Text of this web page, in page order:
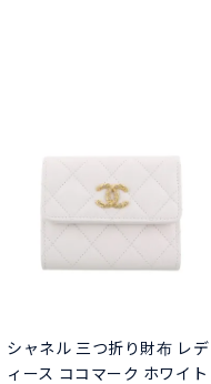
シャネル 三つ折り財布 レデ
ィース ココマーク ホワイト